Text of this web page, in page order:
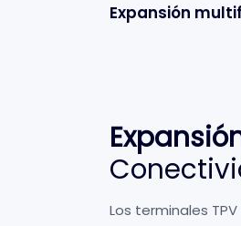
Expansión
Los terminales